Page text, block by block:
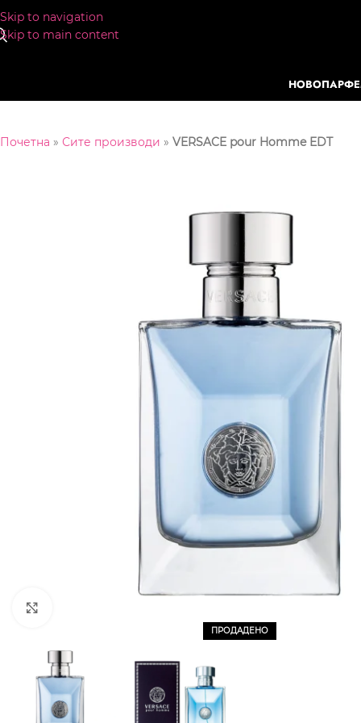
Skip to navigation
Skip to main content
НОВО
Почетна » Сите производи » VERSACE pour Homme EDT
ПРОДАДЕНО